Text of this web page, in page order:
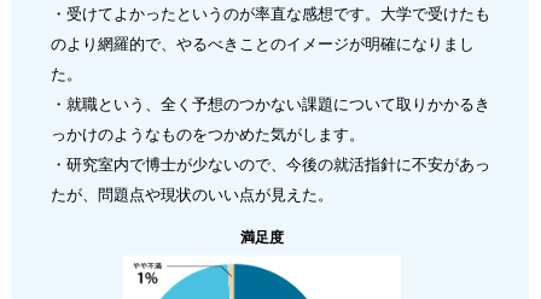
・受けてよかったというのが率直な感想です。大学で受けたも
のより網羅的で、やるべきことのイメージが明確になりまし
た。
・就職という、全く予想のつかない課題について取りかかるき
っかけのようなものをつかめた気がします。
・研究室内で博士が少ないので、今後の就活指針に不安があっ
たが、問題点や現状のいい点が見えた。
満足度